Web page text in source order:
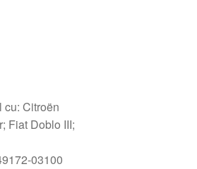
Citroën
Fiat Doblo III;
03100